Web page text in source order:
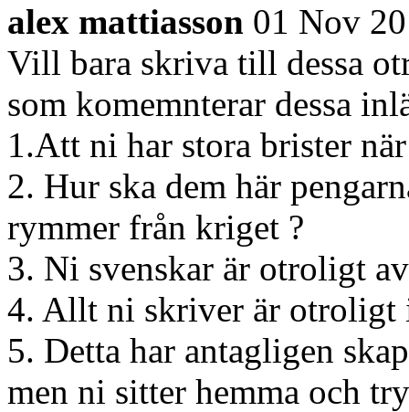
alex mattiasson 01 Nov
Vill bara skriva till dessa
som komemnterar dessa
1.Att ni har stora brister
2. Hur ska dem här
rymmer från kriget ?
3. Ni svenskar är otroligt
4. Allt ni skriver är otroligt
5. Detta har antagligen
men ni sitter hemma och